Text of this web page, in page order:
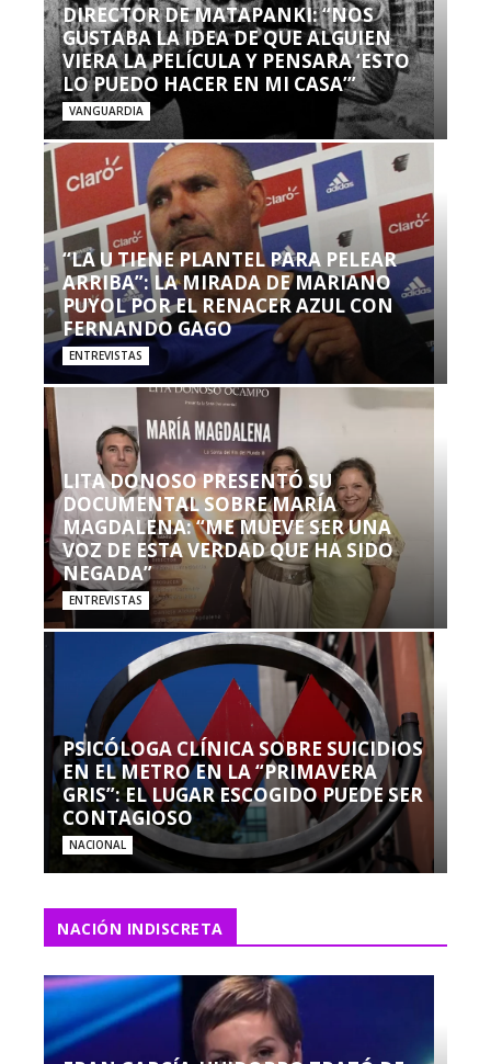
DIRECTOR DE MATAPANKI: “NOS
GUSTABA LA IDEA DE QUE ALGUIEN
VIERA LA PELÍCULA Y PENSARA ‘ESTO
LO PUEDO HACER EN MI CASA’”
VANGUARDIA
“LA U TIENE PLANTEL PARA PELEAR
ARRIBA”: LA MIRADA DE MARIANO
PUYOL POR EL RENACER AZUL CON
FERNANDO GAGO
ENTREVISTAS
LITA DONOSO PRESENTÓ SU
DOCUMENTAL SOBRE MARÍA
MAGDALENA: “ME MUEVE SER UNA
VOZ DE ESTA VERDAD QUE HA SIDO
NEGADA”
ENTREVISTAS
PSICÓLOGA CLÍNICA SOBRE SUICIDIOS
EN EL METRO EN LA “PRIMAVERA
GRIS”: EL LUGAR ESCOGIDO PUEDE SER
CONTAGIOSO
NACIONAL
NACIÓN INDISCRETA